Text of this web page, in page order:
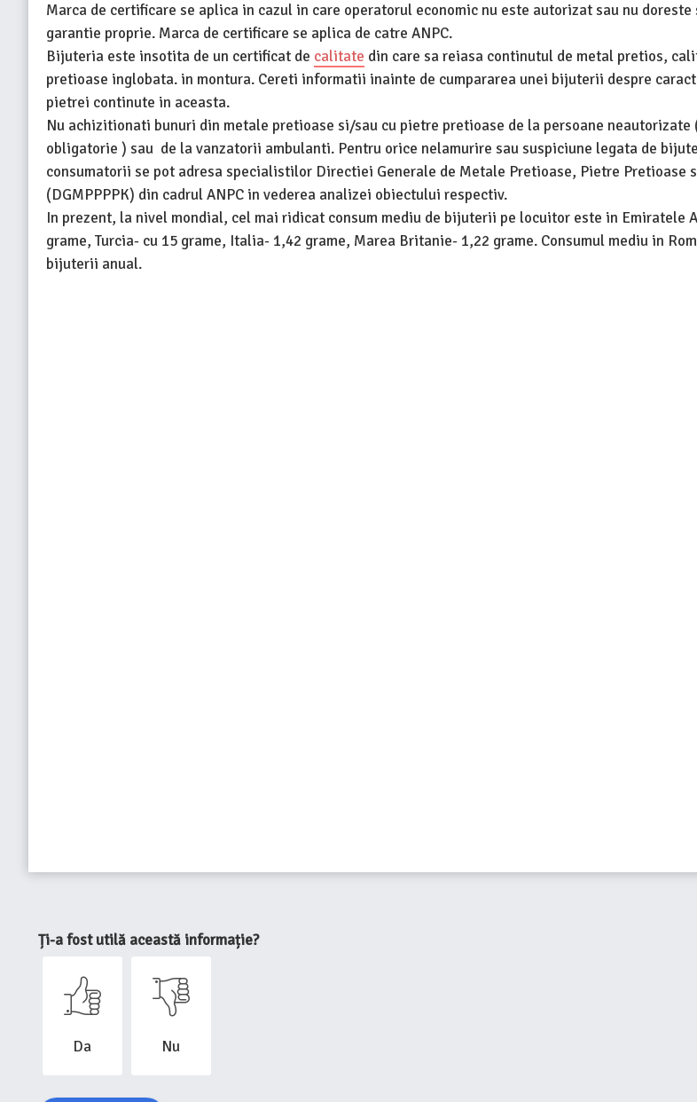
Marca de certificare se aplica in cazul in care operatorul economic nu este autorizat sau nu doreste
garantie proprie. Marca de certificare se aplica de catre ANPC.
Bijuteria este insotita de un certificat de calitate din care sa reiasa continutul de metal pretios,
pretioase inglobata. in montura. Cereti informatii inainte de cumpararea unei bijuterii despre
pietrei continute in aceasta.
Nu achizitionati bunuri din metale pretioase si/sau cu pietre pretioase de la persoane
obligatorie ) sau de la vanzatorii ambulanti. Pentru orice nelamurire sau suspiciune legata de
consumatorii se pot adresa specialistilor Directiei Generale de Metale Pretioase, Pietre Pretioase
(DGMPPPPK) din cadrul ANPC in vederea analizei obiectului respectiv.
In prezent, la nivel mondial, cel mai ridicat consum mediu de bijuterii pe locuitor este in Emiratele
grame, Turcia- cu 15 grame, Italia- 1,42 grame, Marea Britanie- 1,22 grame. Consumul mediu in
bijuterii anual.
Ți-a fost utilă această informație?
Da Nu